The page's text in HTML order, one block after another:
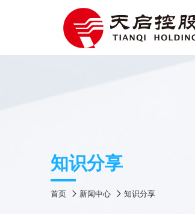
知识分享
首页 新闻中心 知识分享